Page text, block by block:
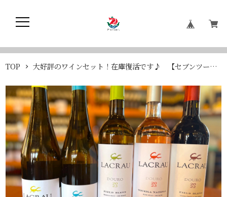
TOP 大好評のワインセット！在庫復活です♪ 【セブンツー・ポルトガルワイン・エントリーセット】